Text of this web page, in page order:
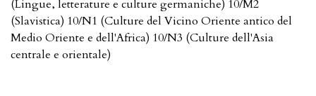
(Lingue, letterature e culture germaniche) 10/M2
(Slavistica) 10/N1 (Culture del Vicino Oriente antico del
Medio Oriente e dell'Africa) 10/N3 (Culture dell'Asia
centrale e orientale)